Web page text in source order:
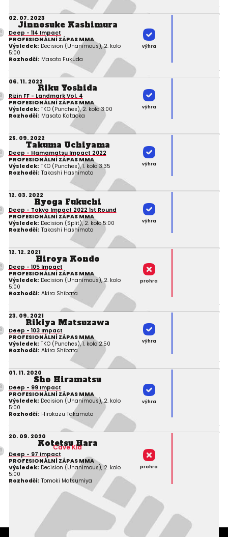
02. 07. 2023
Jinnosuke Kashimura
Deep - 114 Impact
PROFESIONÁLNÍ ZÁPAS MMA
Výsledek: Decision (Unanimous), 2. kolo
5:00
Rozhodčí: Masato Fukuda
výhra
06. 11. 2022
Riku Yoshida
Rizin FF - Landmark Vol. 4
PROFESIONÁLNÍ ZÁPAS MMA
Výsledek: TKO (Punches), 2. kolo 3:00
Rozhodčí: Masato Kataoka
výhra
25. 09. 2022
Takuma Uchiyama
Deep - Hamamatsu Impact 2022
PROFESIONÁLNÍ ZÁPAS MMA
Výsledek: TKO (Punches), 1. kolo 3:35
Rozhodčí: Takashi Hashimoto
výhra
12. 03. 2022
Ryoga Fukuchi
Deep - Tokyo Impact 2022 1st Round
PROFESIONÁLNÍ ZÁPAS MMA
Výsledek: Decision (Split), 2. kolo 5:00
Rozhodčí: Takashi Hashimoto
výhra
12. 12. 2021
Hiroya Kondo
Deep - 105 Impact
PROFESIONÁLNÍ ZÁPAS MMA
Výsledek: Decision (Unanimous), 2. kolo
5:00
Rozhodčí: Akira Shibata
prohra
23. 09. 2021
Rikiya Matsuzawa
Deep - 103 Impact
PROFESIONÁLNÍ ZÁPAS MMA
Výsledek: TKO (Punches), 1. kolo 2:50
Rozhodčí: Akira Shibata
výhra
01. 11. 2020
Sho Hiramatsu
Deep - 99 Impact
PROFESIONÁLNÍ ZÁPAS MMA
Výsledek: Decision (Unanimous), 2. kolo
5:00
Rozhodčí: Hirokazu Takamoto
výhra
20. 09. 2020
Kotetsu Hara
Cave Kid
Deep - 97 Impact
PROFESIONÁLNÍ ZÁPAS MMA
Výsledek: Decision (Unanimous), 2. kolo
5:00
Rozhodčí: Tomoki Matsumiya
prohra